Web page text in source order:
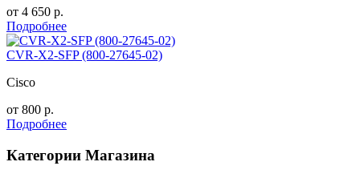
от 4 650 р.
Подробнее
CVR-X2-SFP (800-27645-02)
Cisco
от 800 р.
Подробнее
Категории Магазина